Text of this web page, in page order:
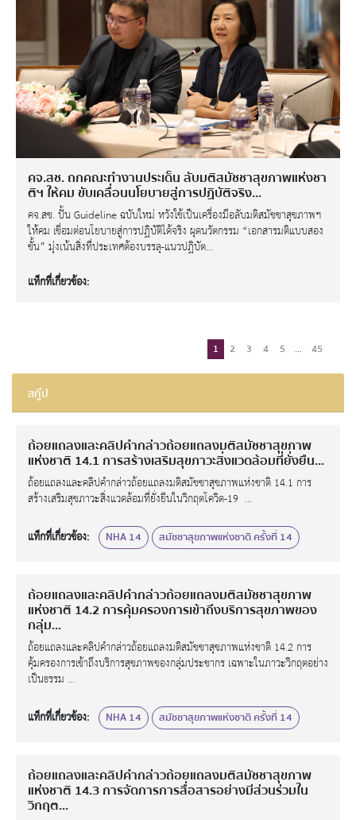
คจ.สช. ถกคณะทำงานประเด็น ลับมติสมัชชาสุขภาพแห่งชา
ติฯ ให้คม ขับเคลื่อนนโยบายสู่การปฏิบัติจริง...
คจ.สช. ปั้น Guideline ฉบับใหม่ หวังใช้เป็นเครื่องมือลับมติสมัชชาสุขภาพฯ
ให้คม เชื่อมต่อนโยบายสู่การปฏิบัติได้จริง ผุดนวัตกรรม “เอกสารมติแบบสอง
ชั้น” มุ่งเน้นสิ่งที่ประเทศต้องบรรลุ-แนวปฏิบัต...
แท็กที่เกี่ยวข้อง:
1 2 3 4 5 ... 45
สกู๊ป
ถ้อยแถลงและคลิปคำกล่าวถ้อยแถลงมติสมัชชาสุขภาพ
แห่งชาติ 14.1 การสร้างเสริมสุขภาวะสิ่งแวดล้อมที่ยั่งยืน...
ถ้อยแถลงและคลิปคำกล่าวถ้อยแถลงมติสมัชชาสุขภาพแห่งชาติ 14.1 การ
สร้างเสริมสุขภาวะสิ่งแวดล้อมที่ยั่งยืนในวิกฤตโควิด-19 ...
แท็กที่เกี่ยวข้อง:
NHA 14 สมัชชาสุขภาพแห่งชาติ ครั้งที่ 14
ถ้อยแถลงและคลิปคำกล่าวถ้อยแถลงมติสมัชชาสุขภาพ
แห่งชาติ 14.2 การคุ้มครองการเข้าถึงบริการสุขภาพของ
กลุ่ม...
ถ้อยแถลงและคลิปคำกล่าวถ้อยแถลงมติสมัชชาสุขภาพแห่งชาติ 14.2 การ
คุ้มครองการเข้าถึงบริการสุขภาพของกลุ่มประชากร เฉพาะในภาวะวิกฤตอย่าง
เป็นธรรม ...
แท็กที่เกี่ยวข้อง:
NHA 14 สมัชชาสุขภาพแห่งชาติ ครั้งที่ 14
ถ้อยแถลงและคลิปคำกล่าวถ้อยแถลงมติสมัชชาสุขภาพ
แห่งชาติ 14.3 การจัดการการสื่อสารอย่างมีส่วนร่วมใน
วิกฤต...